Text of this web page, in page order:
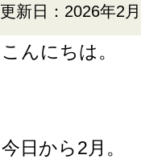
更新日：2026年2
こんにちは。
今日から2月。